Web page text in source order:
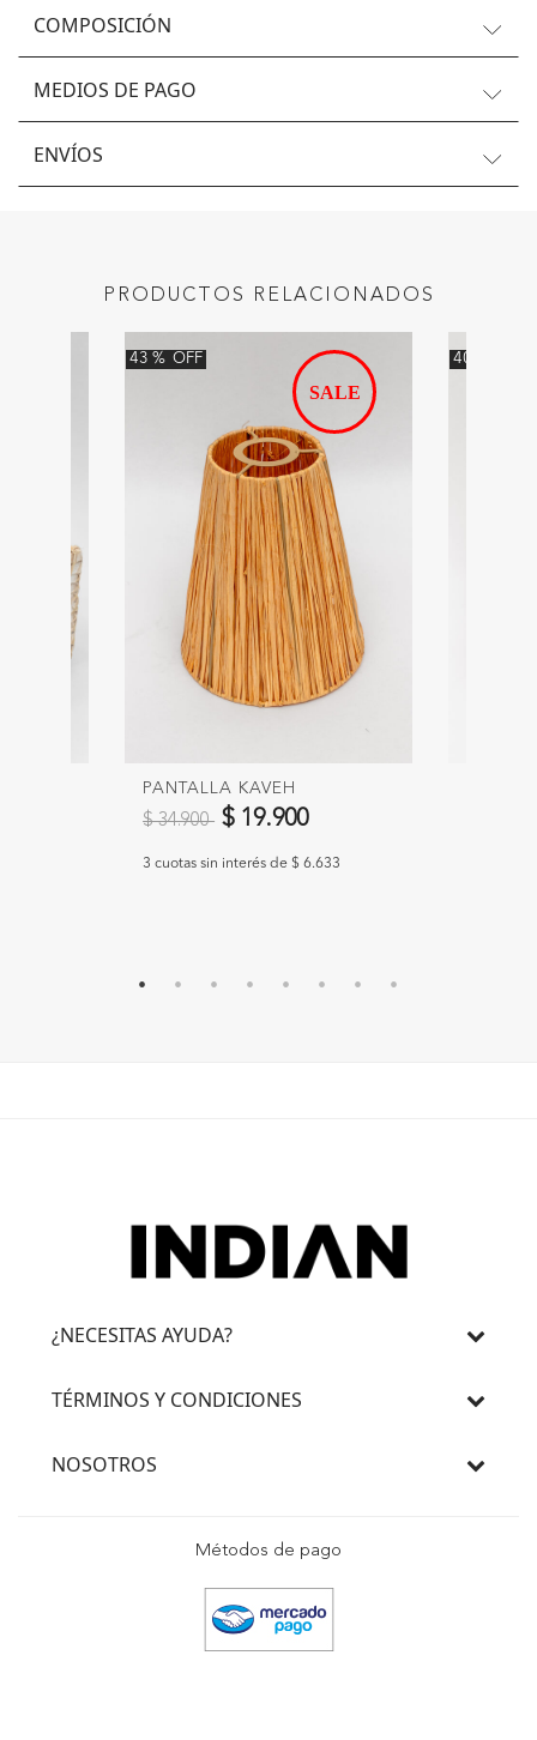
COMPOSICIÓN
MEDIOS DE PAGO
ENVÍOS
PRODUCTOS RELACIONADOS
43% OFF
PANTALLA KAVEH
Precio reducido de
$ 34.900 a$ 19.900
3 cuotas sin interés de $ 6.633
40
¿NECESITAS AYUDA?
TÉRMINOS Y CONDICIONES
NOSOTROS
Métodos de pago